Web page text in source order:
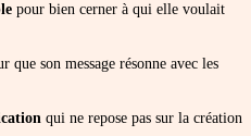
pour bien cerner à qui elle voulait
que son message résonne avec les
qui ne repose pas sur la création